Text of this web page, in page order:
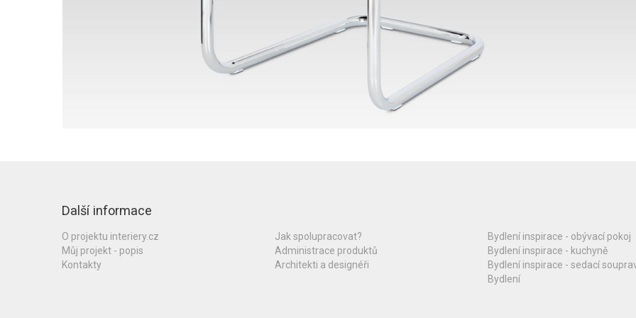
Další informace
O projektu interiery.cz
Můj projekt - popis
Kontakty
Jak spolupracovat?
Administrace produktů
Architekti a designéři
Bydlení inspirace - obývací pokoj
Bydlení inspirace - kuchyně
Bydlení inspirace - sedací
Bydlení